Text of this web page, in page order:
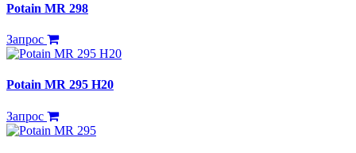
Potain MR 298
Запрос
Potain MR 295 H20
Запрос